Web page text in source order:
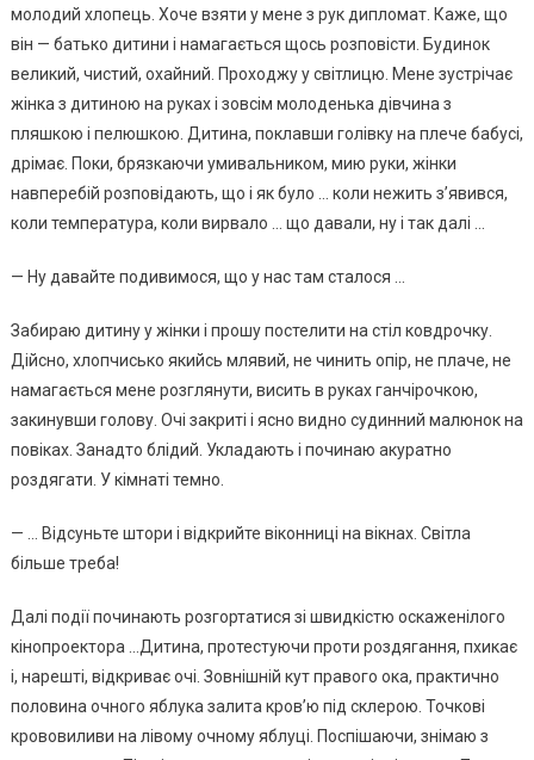
молодий хлопець. Хоче взяти у мене з рук дипломат. Каже, що
він — батько дитини і намагається щось розповісти. Будинок
великий, чистий, охайний. Проходжу у світлицю. Мене зустрічає
жінка з дитиною на руках і зовсім молоденька дівчина з
пляшкою і пелюшкою. Дитина, поклавши голівку на плече бабусі,
дрімає. Поки, брязкаючи умивальником, мию руки, жінки
навперебій розповідають, що і як було … коли нежить з’явився,
коли температура, коли вирвало … що давали, ну і так далі …
— Ну давайте подивимося, що у нас там сталося …
Забираю дитину у жінки і прошу постелити на стіл ковдрочку.
Дійсно, хлопчисько якийсь млявий, не чинить опір, не плаче, не
намагається мене розглянути, висить в руках ганчірочкою,
закинувши голову. Очі закриті і ясно видно судинний малюнок на
повіках. Занадто блідий. Укладають і починаю акуратно
роздягати. У кімнаті темно.
— … Відсуньте штори і відкрийте віконниці на вікнах. Світла
більше треба!
Далі події починають розгортатися зі швидкістю оскаженілого
кінопроектора …Дитина, протестуючи проти роздягання, пхикає
і, нарешті, відкриває очі. Зовнішній кут правого ока, практично
половина очного яблука залита кров’ю під склерою. Точкові
крововиливи на лівому очному яблуці. Поспішаючи, знімаю з